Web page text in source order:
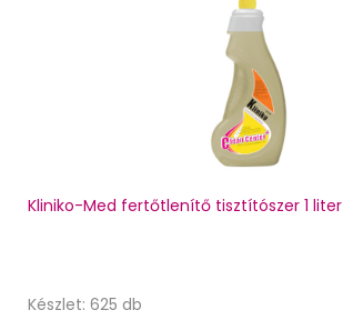
Kliniko-Med fertőtlenítő tisztítószer 1 liter
Készlet: 625 db